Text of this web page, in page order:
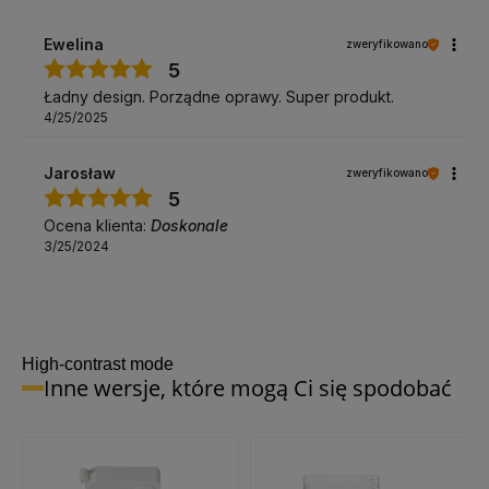
Ewelina zweryfikowano
5
Ładny design. Porządne oprawy. Super produkt.
4/25/2025
Jarosław zweryfikowano
5
Ocena klienta: Doskonale
3/25/2024
High-contrast mode
Inne wersje, które mogą Ci się spodobać